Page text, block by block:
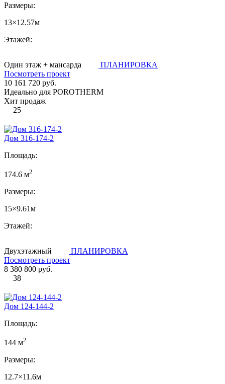
Размеры:
13×12.57м
Этажей:
Один этаж + мансарда
ПЛАНИРОВКА
Посмотреть проект
10 161 720 руб.
Идеально для POROTHERM
Хит продаж
25
Дом 316-174-2
Площадь:
174.6 м2
Размеры:
15×9.61м
Этажей:
Двухэтажный
ПЛАНИРОВКА
Посмотреть проект
8 380 800 руб.
38
Дом 124-144-2
Площадь:
144 м2
Размеры:
12.7×11.6м